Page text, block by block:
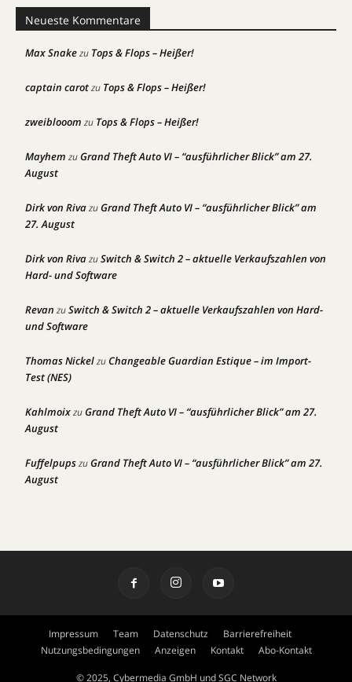
Neueste Kommentare
Max Snakezu Tops & Flops – Heißer!
captain carotzu Tops & Flops – Heißer!
zweiblooom zu Tops & Flops – Heißer!
Mayhem zuGrand Theft Auto VI – “ausführlicher Blick” am 27.
August
Dirk von RivazuGrand Theft Auto VI – “ausführlicher Blick” am
27. August
Dirk von RivazuSwitch & Switch 2 – aktuelle Verkaufszahlen von
Hard- und Software
Revan zuSwitch & Switch 2 – aktuelle Verkaufszahlen von Hard-
und Software
Thomas NickelzuChangeable Guardian Estique – im Import-
Test (NES)
KahlmoixzuGrand Theft Auto VI – “ausführlicher Blick” am 27.
August
FuffelpupszuGrand Theft Auto VI – “ausführlicher Blick” am 27.
August
Impressum Team Datenschutz
Barrierefreiheit
Nutzungsbedingungen
Anzeigen Kontakt Abo-Kontakt
© 2025, Cybermedia GmbH und SGC Network